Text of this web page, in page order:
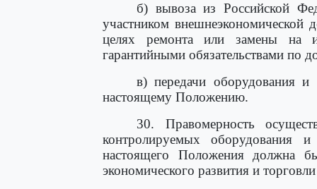
б) вывоза из Российской
участником внешнеэкономической
целях ремонта или замены на
гарантийными обязательствами по
в) передачи оборудования
настоящему Положению.
30. Правомерность
контролируемых оборудования
настоящего Положения должна
экономического развития и